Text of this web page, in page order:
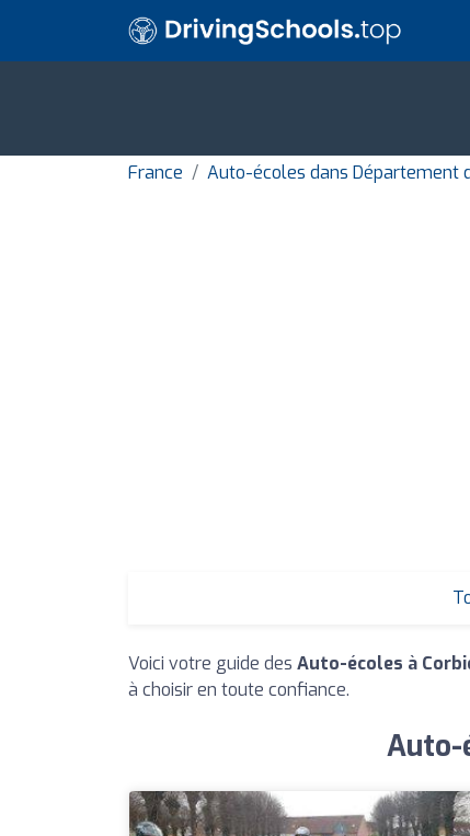
France Auto-écoles dans Département
Voici votre guide des Auto-écoles à
à choisir en toute confiance.
Auto-